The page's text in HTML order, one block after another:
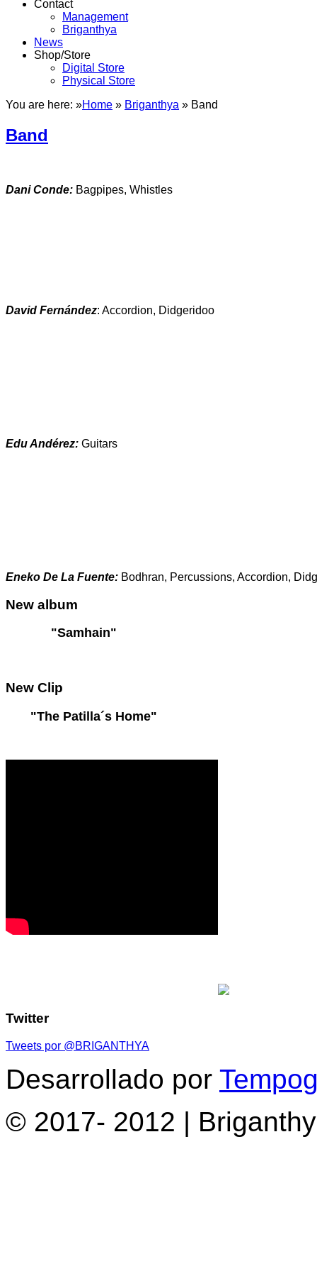
Contact
Management
Briganthya
News
Shop/Store
Digital Store
Physical Store
You are here: »Home » Briganthya » Band
Band
Dani Conde: Bagpipes, Whistles
David Fernández: Accordion, Didgeridoo
Edu Andérez: Guitars
Eneko De La Fuente: Bodhran, Percussions, Accordion,
New album
"Samhain"
New Clip
"The Patilla´s Home"
Twitter
Tweets por @BRIGANTHYA
Desarrollado por
© 2017- 2012 |